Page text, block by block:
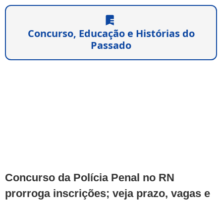
Concurso, Educação e Histórias do
Passado
Concurso da Polícia Penal no RN
prorroga inscrições; veja prazo, vagas e